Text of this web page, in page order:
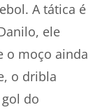
A tática é
ele
o moço ainda
o dribla
do